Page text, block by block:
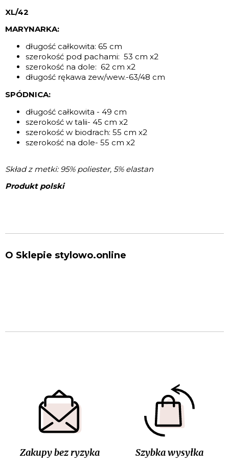
XL/42
MARYNARKA:
długość całkowita: 65 cm
szerokość pod pachami: 53 cm x2
szerokość na dole: 62 cm x2
długość rękawa zew/wew.-63/48 cm
SPÓDNICA:
długość całkowita - 49 cm
szerokość w talii- 45 cm x2
szerokość w biodrach: 55 cm x2
szerokość na dole- 55 cm x2
Skład z metki: 95% poliester, 5% elastan
Produkt polski
O Sklepie stylowo.online
Zakupy bez ryzyka Szybka wysyłka